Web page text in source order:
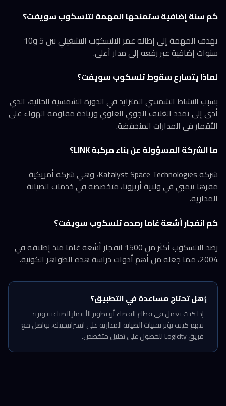
كم سنة إضافية ستمنحها المهمة لتلسكوب سويفت؟
تهدف المهمة إلى إطالة عمر التلسكوب التشغيلي بين 5 و10
سنوات إضافية عبر رفعه إلى مدار أعلى.
لماذا يتسارع سقوط تلسكوب سويفت؟
بسبب النشاط الشمسي المتزايد في الدورة الشمسية الحالية، الذي
أدى إلى تمدد الغلاف الجوي العلوي وزيادة مقاومة الهواء على
الأقمار في المدارات المنخفضة.
ما الشركة المسؤولة عن بناء مركبة LINK؟
شركة Katalyst Space Technologies، وهي شركة أمريكية
مقرها تيمبي في ولاية أريزونا، متخصصة في خدمات الصيانة
المدارية.
كم انفجار أشعة غاما رصده تلسكوب سويفت؟
رصد التلسكوب أكثر من 1500 انفجار أشعة غاما منذ إطلاقه في
2004، مما جعله من أهم أدوات دراسة هذه الظواهر الكونية.
ℹ️هل تحتاج مساعدة في التطبيق؟
إذا كنت تعمل في قطاع الفضاء أو تطوير الأقمار الصناعية وتريد
فهم كيف تؤثر تقنيات الصيانة المدارية على استراتيجيتك، تواصل مع
فريق Logicity للحصول على تحليل متخصص.